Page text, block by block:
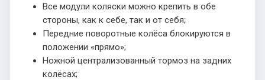
Все модули коляски можно крепить в обе
стороны, как к себе, так и от себя;
Передние поворотные колёса блокируются в
положении «прямо»;
Ножной централизованный тормоз на задних
колёсах;